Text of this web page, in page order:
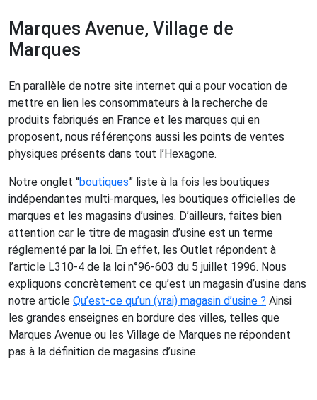
Marques Avenue, Village de
Marques
En parallèle de notre site internet qui a pour vocation de
mettre en lien les consommateurs à la recherche de
produits fabriqués en France et les marques qui en
proposent, nous référençons aussi les points de ventes
physiques présents dans tout l’Hexagone.
Notre onglet “boutiques” liste à la fois les boutiques
indépendantes multi-marques, les boutiques officielles de
marques et les magasins d’usines. D’ailleurs, faites bien
attention car le titre de magasin d’usine est un terme
réglementé par la loi. En effet, les Outlet répondent à
l’article L310-4 de la loi n°96-603 du 5 juillet 1996. Nous
expliquons concrètement ce qu’est un magasin d’usine dans
notre article Qu’est-ce qu’un (vrai) magasin d’usine ? Ainsi
les grandes enseignes en bordure des villes, telles que
Marques Avenue ou les Village de Marques ne répondent
pas à la définition de magasins d’usine.